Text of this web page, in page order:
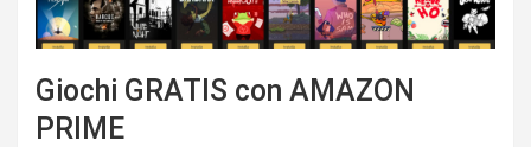
Giochi GRATIS con AMAZON
PRIME